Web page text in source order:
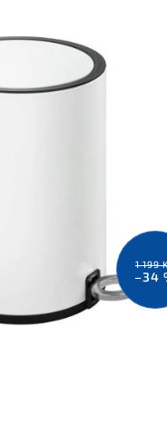
1 199
–34